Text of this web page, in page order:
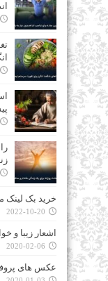
خرید بک لینک
2022-10-20
اشعار زیبا و
2020-02-06
عکس های